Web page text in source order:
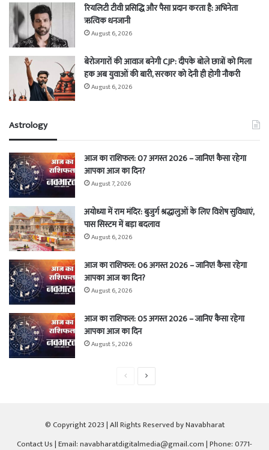
रियलिटी टीवी प्रसिद्धि और पैसा प्रदान करता है: अभिनेता
ऋत्विक धनजानी
August 6, 2026
बेरोजगारों की आवाज बनेगी CJP: दीपके बोले छात्रों को मिला
हक अब युवाओं की बारी, सरकार को देनी ही होगी नौकरी
August 6, 2026
Astrology
आज का राशिफल: 07 अगस्त 2026 – जानिए! कैसा रहेगा
आपका आज का दिन?
August 7, 2026
अयोध्या में राम मंदिर: बुजुर्ग श्रद्धालुओं के लिए विशेष सुविधाएं,
पास सिस्टम में बड़ा बदलाव
August 6, 2026
आज का राशिफल: 06 अगस्त 2026 – जानिए! कैसा रहेगा
आपका आज का दिन?
August 6, 2026
आज का राशिफल: 05 अगस्त 2026 – जानिए कैसा रहेगा
आपका आज का दिन
August 5, 2026
PreviousNext
© Copyright 2023 | All Rights Reserved by Navabharat
Contact Us| Email: navabharatdigitalmedia@gmail.com | Phone: 0771-